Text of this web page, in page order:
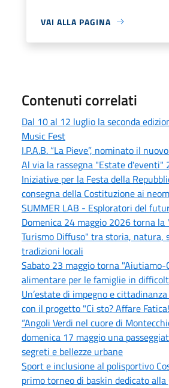
VAI ALLA PAGINA
Contenuti correlati
Dal 10 al 12 luglio la seconda
Music Fest
I.P.A.B. “La Pieve”, nominato il
Al via la rassegna "Estate d'eventi"
Iniziative per la Festa della
consegna della Costituzione ai
SUMMER LAB - Esploratori del
Domenica 24 maggio 2026 torna la
Turismo Diffuso" tra storia, natura,
tradizioni locali
Sabato 23 maggio torna "Aiutiamo-
alimentare per le famiglie in
Un’estate di impegno e
con il progetto "Ci sto? Affare
“Angoli Verdi nel cuore di
domenica 17 maggio una
segreti e bellezze urbane
Sport e inclusione al polisportivo
primo torneo di baskin dedicato